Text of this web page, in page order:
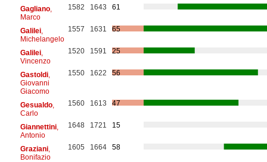
Gagliano,
Marco
1582 1643 61
Galilei,
Michelangelo
1557 1631 65
Galilei,
Vincenzo
1520 1591 25
Gastoldi,
Giovanni
Giacomo
1550 1622 56
Gesualdo,
Carlo
1560 1613 47
Giannettini,
Antonio
1648 1721 15
Graziani,
Bonifazio
1605 1664 58